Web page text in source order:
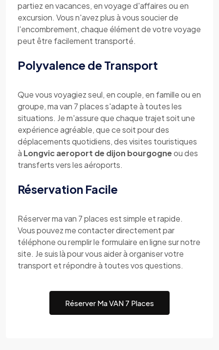
partiez en vacances, en voyage d'affaires ou en
excursion. Vous n'avez plus à vous soucier de
l'encombrement, chaque élément de votre voyage
peut être facilement transporté.
Polyvalence de Transport
Que vous voyagiez seul, en couple, en famille ou en
groupe, ma van 7 places s'adapte à toutes les
situations. Je m'assure que chaque trajet soit une
expérience agréable, que ce soit pour des
déplacements quotidiens, des visites touristiques
à Longvic aeroport de dijon bourgogneou des
transferts vers les aéroports.
Réservation Facile
Réserver ma van 7 places est simple et rapide.
Vous pouvez me contacter directement par
téléphone ou remplir le formulaire en ligne sur notre
site. Je suis là pour vous aider à organiser votre
transport et répondre à toutes vos questions.
Réserver Ma VAN 7 Places